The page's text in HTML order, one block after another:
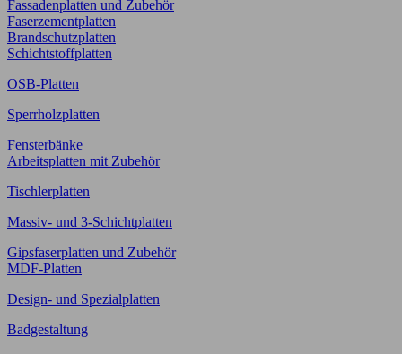
Fassadenplatten und Zubehör
Faserzementplatten
Brandschutzplatten
Schichtstoffplatten
OSB-Platten
Sperrholzplatten
Fensterbänke
Arbeitsplatten mit Zubehör
Tischlerplatten
Massiv- und 3-Schichtplatten
Gipsfaserplatten und Zubehör
MDF-Platten
Design- und Spezialplatten
Badgestaltung